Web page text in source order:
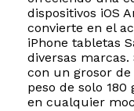
dispositivos iOS
convierte en el
iPhone tabletas
diversas
con un grosor
peso de solo
en cualquier